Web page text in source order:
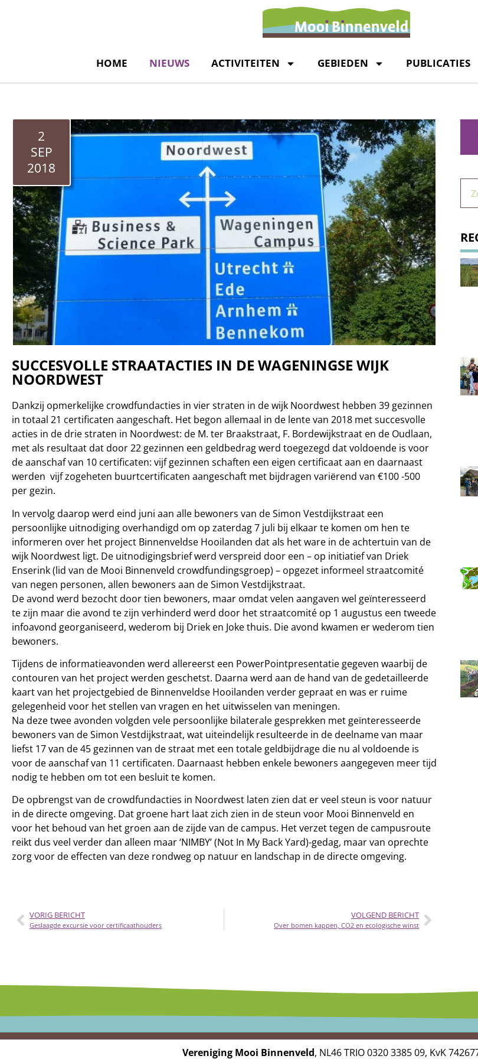
HOME NIEUWS ACTIVITEITEN GEBIEDEN PUBLICATIES
2
SEP
2018
SUCCESVOLLE STRAATACTIES IN DE WAGENINGSE WIJK
NOORDWEST
Dankzij opmerkelijke crowdfundacties in vier straten in de wijk Noordwest hebben 39 gezinnen
in totaal 21 certificaten aangeschaft. Het begon allemaal in de lente van 2018 met succesvolle
acties in de drie straten in Noordwest: de M. ter Braakstraat, F. Bordewijkstraat en de Oudlaan,
met als resultaat dat door 22 gezinnen een geldbedrag werd toegezegd dat voldoende is voor
de aanschaf van 10 certificaten: vijf gezinnen schaften een eigen certificaat aan en daarnaast
werden vijf zogeheten buurtcertificaten aangeschaft met bijdragen variërend van €100 -500
per gezin.
In vervolg daarop werd eind juni aan alle bewoners van de Simon Vestdijkstraat een
persoonlijke uitnodiging overhandigd om op zaterdag 7 juli bij elkaar te komen om hen te
informeren over het project Binnenveldse Hooilanden dat als het ware in de achtertuin van de
wijk Noordwest ligt. De uitnodigingsbrief werd verspreid door een – op initiatief van Driek
Enserink (lid van de Mooi Binnenveld crowdfundingsgroep) – opgezet informeel straatcomité
van negen personen, allen bewoners aan de Simon Vestdijkstraat.
De avond werd bezocht door tien bewoners, maar omdat velen aangaven wel geïnteresseerd
te zijn maar die avond te zijn verhinderd werd door het straatcomité op 1 augustus een tweede
infoavond georganiseerd, wederom bij Driek en Joke thuis. Die avond kwamen er wederom tien
bewoners.
Tijdens de informatieavonden werd allereerst een PowerPointpresentatie gegeven waarbij de
contouren van het project werden geschetst. Daarna werd aan de hand van de gedetailleerde
kaart van het projectgebied de Binnenveldse Hooilanden verder gepraat en was er ruime
gelegenheid voor het stellen van vragen en het uitwisselen van meningen.
Na deze twee avonden volgden vele persoonlijke bilaterale gesprekken met geïnteresseerde
bewoners van de Simon Vestdijkstraat, wat uiteindelijk resulteerde in de deelname van maar
liefst 17 van de 45 gezinnen van de straat met een totale geldbijdrage die nu al voldoende is
voor de aanschaf van 11 certificaten. Daarnaast hebben enkele bewoners aangegeven meer tijd
nodig te hebben om tot een besluit te komen.
De opbrengst van de crowdfundacties in Noordwest laten zien dat er veel steun is voor natuur
in de directe omgeving. Dat groene hart laat zich zien in de steun voor Mooi Binnenveld en
voor het behoud van het groen aan de zijde van de campus. Het verzet tegen de campusroute
reikt dus veel verder dan alleen maar ‘NIMBY’ (Not In My Back Yard)-gedag, maar van oprechte
zorg voor de effecten van deze rondweg op natuur en landschap in de directe omgeving.
VORIG BERICHT
Geslaagde excursie voor certificaathouders
VOLGEND BERICHT
Over bomen kappen, CO2 en ecologische winst
Vereniging Mooi Binnenveld, NL46 TRIO 0320 3385 09, KvK